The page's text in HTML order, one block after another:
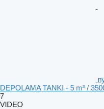
DEPOLAMA TANKI - 5 m³ /
7
VIDEO